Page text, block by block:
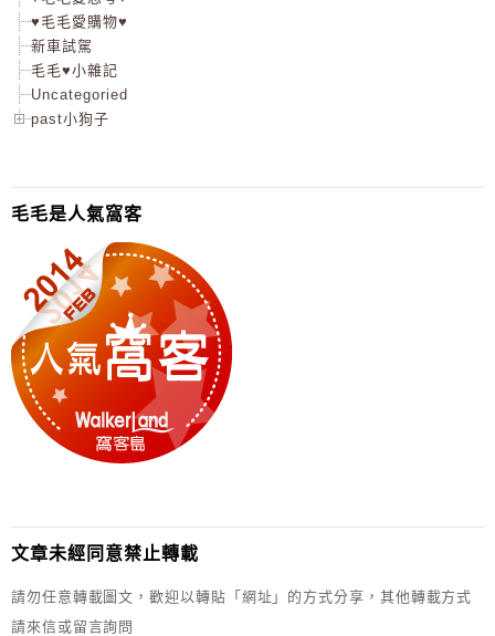
♥毛毛愛購物♥
新車試駕
毛毛♥小雜記
Uncategoried
past小狗子
毛毛是人氣窩客
文章未經同意禁止轉載
請勿任意轉載圖文，歡迎以轉貼「網址」的方式分享，其他轉載方式
請來信或留言詢問